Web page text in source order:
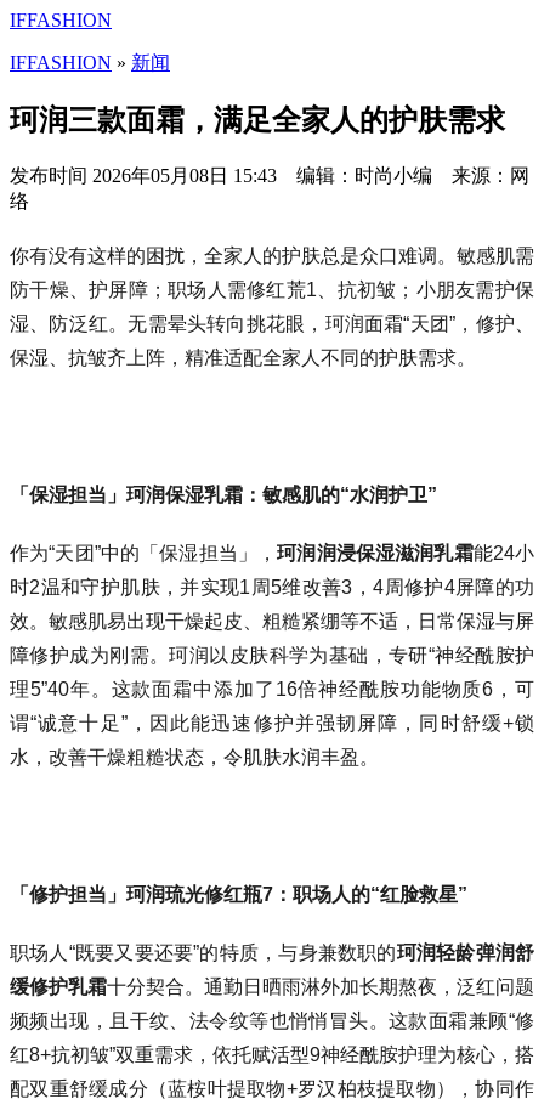
IFFASHION
IFFASHION » 新闻
珂润三款面霜，满足全家人的护肤需求
发布时间 2026年05月08日 15:43 编辑：时尚小编 来源：网
络
你有没有这样的困扰，全家人的护肤总是众口难调。敏感肌需
防干燥、护屏障；职场人需修红荒1、抗初皱；小朋友需护保
湿、防泛红。无需晕头转向挑花眼，珂润面霜“天团”，修护、
保湿、抗皱齐上阵，精准适配全家人不同的护肤需求。
「保湿担当」珂润保湿乳霜：敏感肌的“水润护卫”
作为“天团”中的「保湿担当」，珂润润浸保湿滋润乳霜能24小
时2温和守护肌肤，并实现1周5维改善3，4周修护4屏障的功
效。敏感肌易出现干燥起皮、粗糙紧绷等不适，日常保湿与屏
障修护成为刚需。珂润以皮肤科学为基础，专研“神经酰胺护
理5”40年。这款面霜中添加了16倍神经酰胺功能物质6，可
谓“诚意十足”，因此能迅速修护并强韧屏障，同时舒缓+锁
水，改善干燥粗糙状态，令肌肤水润丰盈。
「修护担当」珂润琉光修红瓶7：职场人的“红脸救星”
职场人“既要又要还要”的特质，与身兼数职的珂润轻龄弹润舒
缓修护乳霜十分契合。通勤日晒雨淋外加长期熬夜，泛红问题
频频出现，且干纹、法令纹等也悄悄冒头。这款面霜兼顾“修
红8+抗初皱”双重需求，依托赋活型9神经酰胺护理为核心，搭
配双重舒缓成分（蓝桉叶提取物+罗汉柏枝提取物），协同作